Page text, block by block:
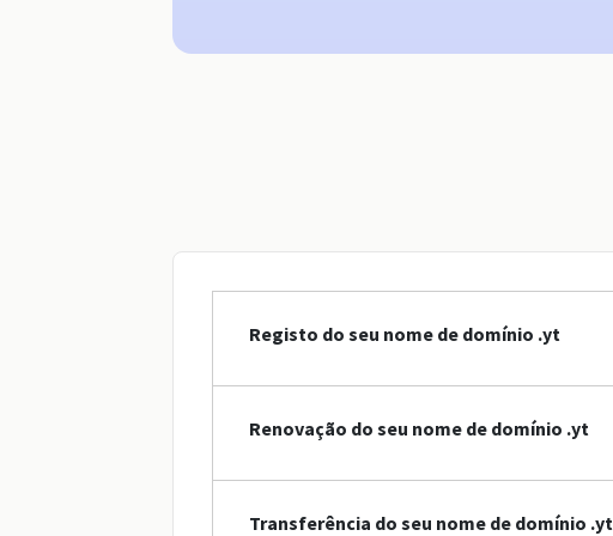
Registo do seu nome de domínio .yt
Renovação do seu nome de domínio .yt
Transferência do seu nome de domínio .yt